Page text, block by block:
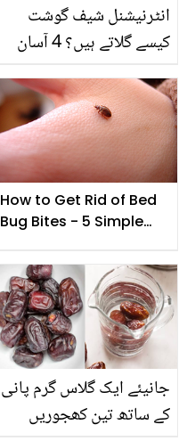
انٹرنیشنل شیف گوشت
کیسے گلاتے ہیں؟ 4 آسان
طریقے جانیں
How to Get Rid of Bed
Bug Bites - 5 Simple
جانیئے ایک گلاس گرم پانی
کے ساتھ تین کھجوریں